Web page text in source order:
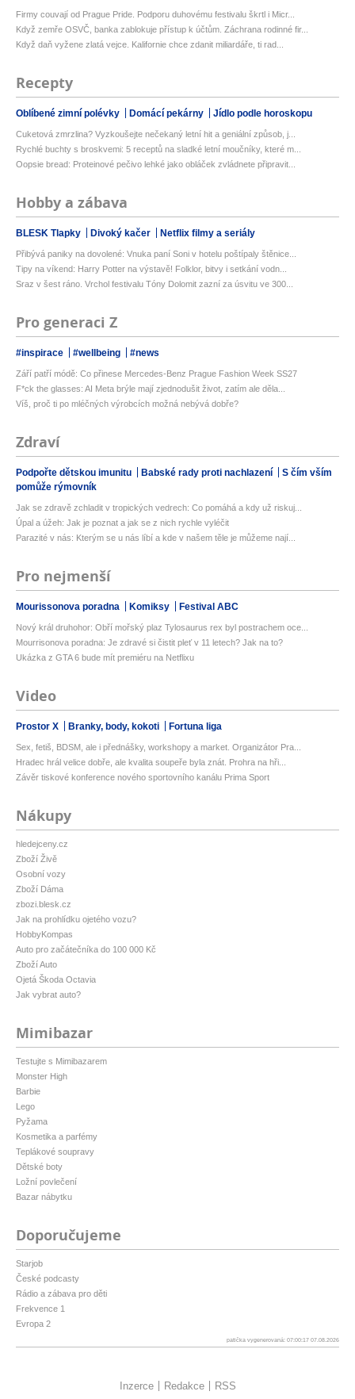
Firmy couvají od Prague Pride. Podporu duhovému festivalu škrtl i Micr...
Když zemře OSVČ, banka zablokuje přístup k účtům. Záchrana rodinné fir...
Když daň vyžene zlatá vejce. Kalifornie chce zdanit miliardáře, ti rad...
Recepty
Oblíbené zimní polévky Domácí pekárny Jídlo podle horoskopu
Cuketová zmrzlina? Vyzkoušejte nečekaný letní hit a geniální způsob, j...
Rychlé buchty s broskvemi: 5 receptů na sladké letní moučníky, které m...
Oopsie bread: Proteinové pečivo lehké jako obláček zvládnete připravit...
Hobby a zábava
BLESK Tlapky Divoký kačer Netflix filmy a seriály
Přibývá paniky na dovolené: Vnuka paní Soni v hotelu poštípaly štěnice...
Tipy na víkend: Harry Potter na výstavě! Folklor, bitvy i setkání vodn...
Sraz v šest ráno. Vrchol festivalu Tóny Dolomit zazní za úsvitu ve 300...
Pro generaci Z
#inspirace #wellbeing #news
Září patří módě: Co přinese Mercedes-Benz Prague Fashion Week SS27
F*ck the glasses: AI Meta brýle mají zjednodušit život, zatím ale děla...
Víš, proč ti po mléčných výrobcích možná nebývá dobře?
Zdraví
Podpořte dětskou imunitu Babské rady proti nachlazení
S čím vším
pomůže rýmovník
Jak se zdravě zchladit v tropických vedrech: Co pomáhá a kdy už riskuj...
Úpal a úžeh: Jak je poznat a jak se z nich rychle vyléčit
Parazité v nás: Kterým se u nás líbí a kde v našem těle je můžeme nají...
Pro nejmenší
Mourissonova poradna Komiksy Festival ABC
Nový král druhohor: Obří mořský plaz Tylosaurus rex byl postrachem oce...
Mourrisonova poradna: Je zdravé si čistit pleť v 11 letech? Jak na to?
Ukázka z GTA 6 bude mít premiéru na Netflixu
Video
Prostor X Branky, body, kokoti Fortuna liga
Sex, fetiš, BDSM, ale i přednášky, workshopy a market. Organizátor Pra...
Hradec hrál velice dobře, ale kvalita soupeře byla znát. Prohra na hři...
Závěr tiskové konference nového sportovního kanálu Prima Sport
Nákupy
hledejceny.cz
Zboží Živě
Osobní vozy
Zboží Dáma
zbozi.blesk.cz
Jak na prohlídku ojetého vozu?
HobbyKompas
Auto pro začátečníka do 100 000 Kč
Zboží Auto
Ojetá Škoda Octavia
Jak vybrat auto?
Mimibazar
Testujte s Mimibazarem
Monster High
Barbie
Lego
Pyžama
Kosmetika a parfémy
Teplákové soupravy
Dětské boty
Ložní povlečení
Bazar nábytku
Doporučujeme
Starjob
České podcasty
Rádio a zábava pro děti
Frekvence 1
Evropa 2
patička vygenerovaná: 07:00:17 07.08.2026
Inzerce Redakce RSS